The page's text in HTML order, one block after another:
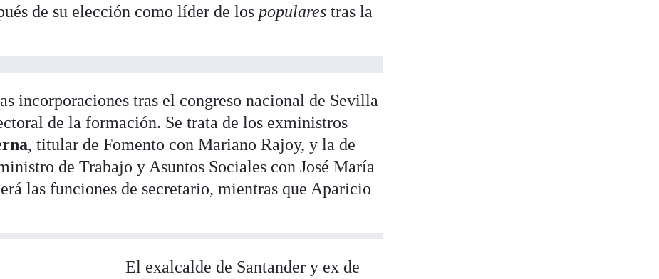
de su elección como líder de los populares tras la
incorporaciones tras el congreso nacional de Sevilla
de la formación. Se trata de los exministros
, titular de Fomento con Mariano Rajoy, y la de
de Trabajo y Asuntos Sociales con José María
las funciones de secretario, mientras que Aparicio
El exalcalde de Santander y ex de